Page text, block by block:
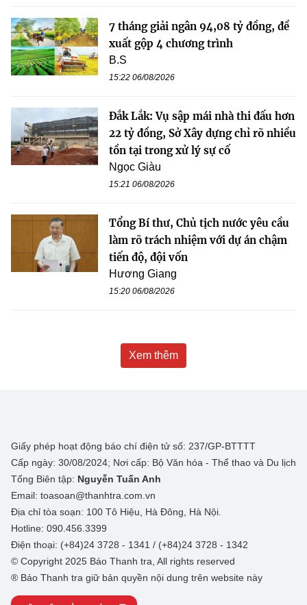
7 tháng giải ngân 94,08 tỷ đồng, đề
xuất gộp 4 chương trình
B.S
15:22 06/08/2026
Đắk Lắk: Vụ sập mái nhà thi đấu hơn
22 tỷ đồng, Sở Xây dựng chỉ rõ nhiều
tồn tại trong xử lý sự cố
Ngọc Giàu
15:21 06/08/2026
Tổng Bí thư, Chủ tịch nước yêu cầu
làm rõ trách nhiệm với dự án chậm
tiến độ, đội vốn
Hương Giang
15:20 06/08/2026
Xem thêm
Giấy phép hoạt động báo chí điện tử số: 237/GP-BTTTT
Cấp ngày: 30/08/2024; Nơi cấp: Bộ Văn hóa - Thể thao và Du lịch
Tổng Biên tập: Nguyễn Tuấn Anh
Email: toasoan@thanhtra.com.vn
Địa chỉ tòa soạn: 100 Tô Hiệu, Hà Đông, Hà Nội.
Hotline: 090.456.3399
Điện thoại: (+84)24 3728 - 1341 / (+84)24 3728 - 1342
© Copyright 2025 Báo Thanh tra, All rights reserved
® Báo Thanh tra giữ bản quyền nội dung trên website này